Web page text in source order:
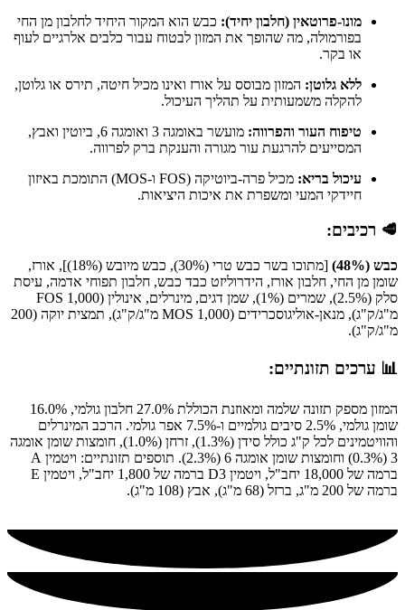
מונו-פרוטאין (חלבון יחיד): כבש הוא המקור היחיד לחלבון מן החי
בפורמולה, מה שהופך את המזון לבטוח עבור כלבים אלרגיים לעוף
או בקר.
ללא גלוטן: המזון מבוסס על אורז ואינו מכיל חיטה, תירס או גלוטן,
להקלה משמעותית על תהליך העיכול.
טיפוח העור והפרווה:
מועשר באומגה 3 ואומגה 6, ביוטין ואבץ,
המסייעים להרגעת עור מגורה והענקת ברק לפרווה.
עיכול בריא:
מכיל פרה-ביוטיקה (FOS ו-MOS) התומכת באיזון
חיידקי המעי ומשפרת את איכות היציאות.
🥩 רכיבים:
כבש (48%)
[מתוכו בשר כבש טרי (30%), כבש מיובש (18%)], אורז,
שומן מן החי, חלבון אורז, הידרוליזט כבד כבש, חלבון תפוחי אדמה, עיסת
סלק (2.5%), שמרים (1%), שמן דגים, מינרלים, אינולין (FOS 1,000
מ"ג/ק"ג), מנאן-אוליגוסכרידים (MOS 1,000 מ"ג/ק"ג), תמצית יוקה (200
מ"ג/ק"ג).
📊 ערכים תזונתיים:
המזון מספק תזונה שלמה ומאוזנת הכוללת 27.0% חלבון גולמי, 16.0%
שומן גולמי, 2.5% סיבים גולמיים ו-7.5% אפר גולמי. הרכב המינרלים
והוויטמינים לכל ק"ג כולל סידן (1.3%), זרחן (1.0%), חומצות שומן אומגה
3 (0.3%) וחומצות שומן אומגה 6 (2.3%). תוספים תזונתיים: ויטמין A
ברמה של 18,000 יחב"ל, ויטמין D3 ברמה של 1,800 יחב"ל, ויטמין E
ברמה של 200 מ"ג, ברזל (68 מ"ג), אבץ (108 מ"ג).